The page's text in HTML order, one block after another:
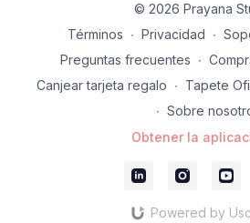
© 2026 Prayana
Términos ∙ Privacidad ∙
Preguntas frecuentes ∙
Canjear tarjeta regalo ∙ Tapete
∙ Sobre
Obtener la
Powered by